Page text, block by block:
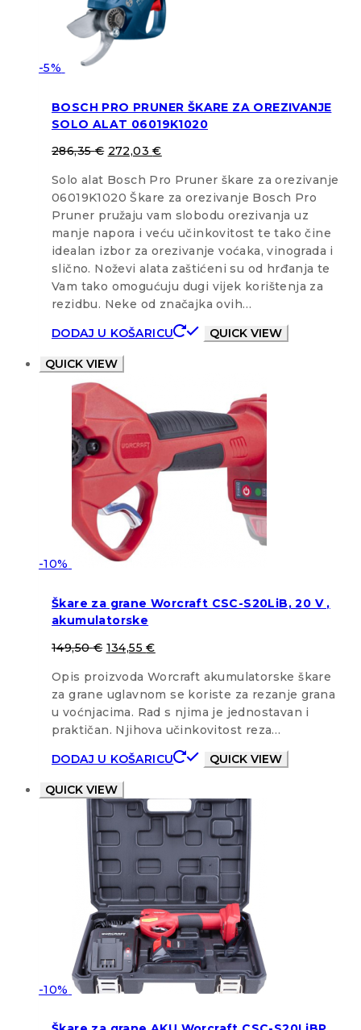
-5%
BOSCH PRO PRUNER ŠKARE ZA OREZIVANJE
SOLO ALAT 06019K1020
286,35€ 272,03€
Solo alat Bosch Pro Pruner škare za orezivanje
06019K1020 Škare za orezivanje Bosch Pro
Pruner pružaju vam slobodu orezivanja uz
manje napora i veću učinkovitost te tako čine
idealan izbor za orezivanje voćaka, vinograda i
slično. Noževi alata zaštićeni su od hrđanja te
Vam tako omogućuju dugi vijek korištenja za
rezidbu. Neke od značajka ovih…
DODAJ U KOŠARICU
QUICK VIEW
QUICK VIEW
-10%
Škare za grane Worcraft CSC-S20LiB, 20 V ,
akumulatorske
149,50€ 134,55€
Opis proizvoda Worcraft akumulatorske škare
za grane uglavnom se koriste za rezanje grana
u voćnjacima. Rad s njima je jednostavan i
praktičan. Njihova učinkovitost reza…
DODAJ U KOŠARICU
QUICK VIEW
QUICK VIEW
-10%